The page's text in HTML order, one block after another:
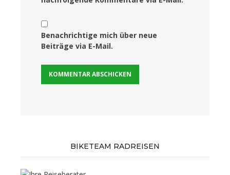
Benachrichtige mich über neue
Beiträge via E-Mail.
BIKETEAM RADREISEN